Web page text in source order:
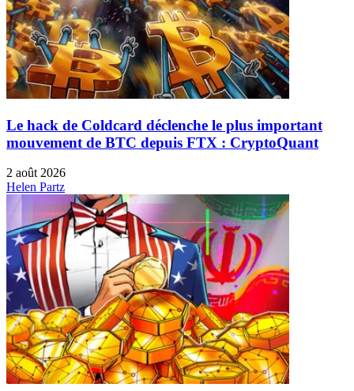
Le hack de Coldcard déclenche le plus important
mouvement de BTC depuis FTX : CryptoQuant
2 août 2026
Helen Partz